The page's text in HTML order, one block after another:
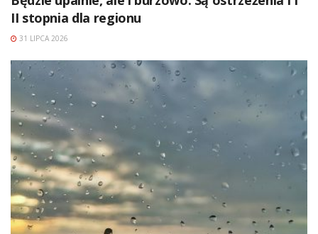
II stopnia dla regionu
31 LIPCA 2026